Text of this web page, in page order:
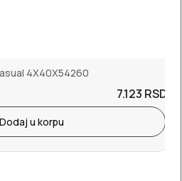
4X40X54260
7.123 RSD.
Dodaj u korpu